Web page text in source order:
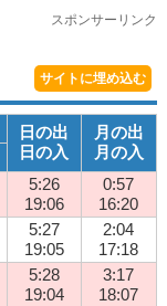
スポンサーリンク
サイトに埋め込む
日の出
日の入
月の出
月の入
5:26
19:06
0:57
16:20
5:27
19:05
2:04
17:18
5:28
19:04
3:17
18:07